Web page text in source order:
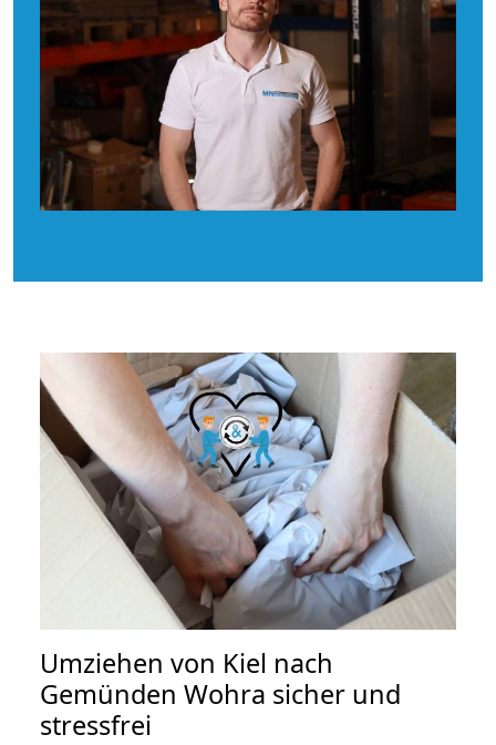
Umziehen von Kiel nach
Gemünden Wohra sicher und
stressfrei